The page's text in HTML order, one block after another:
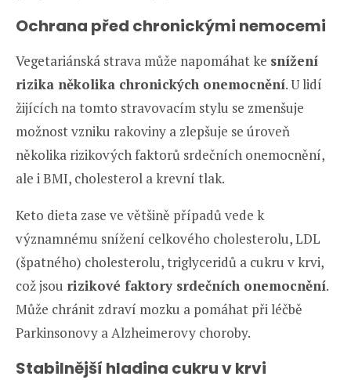
Ochrana před chronickými nemocemi
Vegetariánská strava může napomáhat ke snížení
rizika několika chronických onemocnění. U lidí
žijících na tomto stravovacím stylu se zmenšuje
možnost vzniku rakoviny a zlepšuje se úroveň
několika rizikových faktorů srdečních onemocnění,
ale i BMI, cholesterol a krevní tlak.
Keto dieta zase ve většině případů vede k
významnému snížení celkového cholesterolu, LDL
(špatného) cholesterolu, triglyceridů a cukru v krvi,
což jsou rizikové faktory srdečních onemocnění.
Může chránit zdraví mozku a pomáhat při léčbě
Parkinsonovy a Alzheimerovy choroby.
Stabilnější hladina cukru v krvi